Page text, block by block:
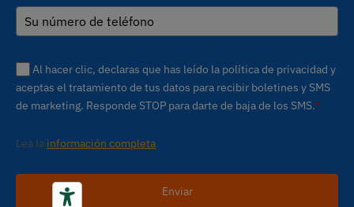
(gde890d5 15/07/26tag
Todo lo necesario para elaborar la pizza
Sus opciones de privacidad
Al hacer clic, declaras que has leído la política de privacidad y
aceptas el tratamiento de tus datos para recibir boletines y SMS
de marketing. Responde STOP para darte de baja de los SMS.*
Lea la información completa
Enviar